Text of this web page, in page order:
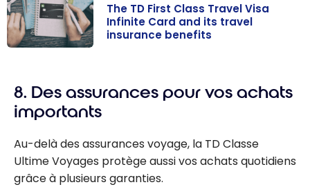
Visa Infinite
Card and its
travel
insurance
benefits
The TD First Class Travel Visa
Infinite Card and its travel
insurance benefits
8. Des assurances pour vos achats
importants
Au-delà des assurances voyage, la TD Classe
Ultime Voyages protège aussi vos achats quotidiens
grâce à plusieurs garanties.